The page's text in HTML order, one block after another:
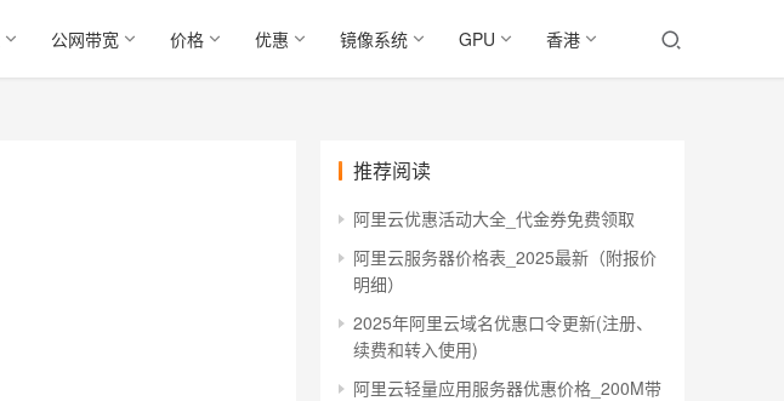
公网带宽 价格 优惠 镜像系统 GPU 香港
推荐阅读
阿里云优惠活动大全_代金券免费领取
阿里云服务器价格表_2025最新（附报价
明细）
2025年阿里云域名优惠口令更新(注册、
续费和转入使用)
阿里云轻量应用服务器优惠价格_200M带